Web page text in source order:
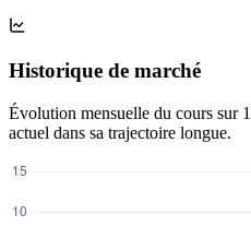
Historique de marché
Évolution mensuelle du cours sur
actuel dans sa trajectoire longue.